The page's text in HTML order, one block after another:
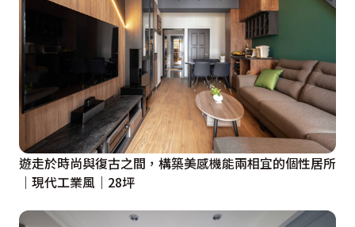
遊走於時尚與復古之間，構築美感機能兩相宜的個性居所
｜現代工業風｜28坪